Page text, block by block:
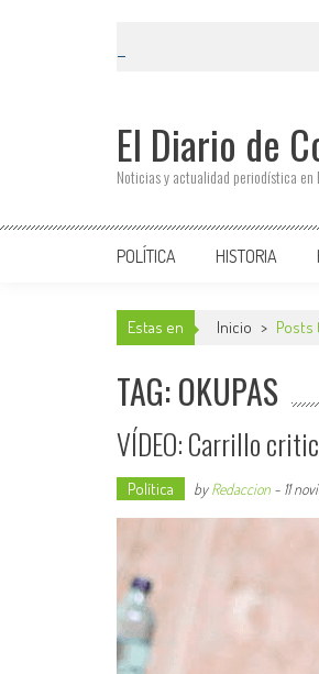
El Diario de
Noticias y actualidad periodística en
POLÍTICA HISTORIA
Estas en Inicio > Posts
TAG: OKUPAS
VÍDEO: Carrillo
Política byRedaccion - 11